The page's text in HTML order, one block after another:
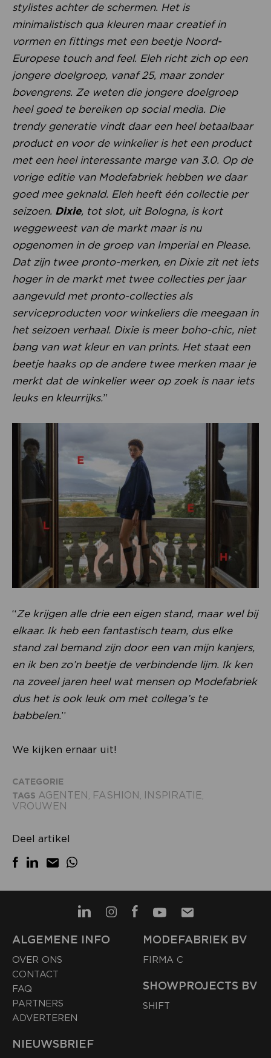
stylistes achter de schermen. Het is
minimalistisch qua kleuren maar creatief in
vormen en fittings met een beetje Noord-
Europese touch and feel. Eleh richt zich op een
jongere doelgroep, vanaf 25, maar zonder
bovengrens. Ze weten die jongere doelgroep
heel goed te bereiken op social media. Die
trendy generatie vindt daar een heel betaalbaar
product en voor de winkelier is het een product
met een heel interessante marge van 3.0. Op de
vorige editie van Modefabriek hebben we daar
goed mee geknald. Eleh heeft één collectie per
seizoen. Dixie, tot slot, uit Bologna, is kort
weggeweest van de markt maar is nu
opgenomen in de groep van Imperial en Please.
Dat zijn twee pronto-merken, en Dixie zit net iets
hoger in de markt met twee collecties per jaar
aangevuld met pronto-collecties als
serviceproducten voor winkeliers die meegaan in
het seizoen verhaal. Dixie is meer boho-chic, niet
bang van wat kleur en van prints. Het staat een
beetje haaks op de andere twee merken maar je
merkt dat de winkelier weer op zoek is naar iets
leuks en kleurrijks.”
“Ze krijgen alle drie een eigen stand, maar wel bij
elkaar. Ik heb een fantastisch team, dus elke
stand zal bemand zijn door een van mijn kanjers,
en ik ben zo’n beetje de verbindende lijm. Ik ken
na zoveel jaren heel wat mensen op Modefabriek
dus het is ook leuk om met collega’s te
babbelen.”
We kijken ernaar uit!
CATEGORIE
TAGS AGENTEN FASHION INSPIRATIE
VROUWEN
Deel artikel
ALGEMENE INFO
OVER ONS
CONTACT
FAQ
PARTNERS
ADVERTEREN
MODEFABRIEK BV
FIRMA C
SHOWPROJECTS BV
SHIFT
NIEUWSBRIEF